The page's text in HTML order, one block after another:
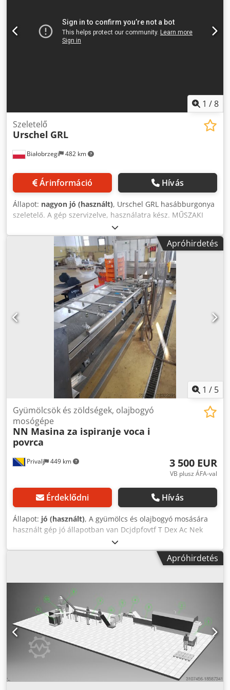
1 /8
Białobrzegi 482 km
Szeletelő
Urschel GRL
Árinformáció Hívás
Állapot: nagyon jó (használt), Urschel GRL hasábburgonya
szeletelő. A gép szervizelve, használatra kész. MŰSZAKI
ADATOK Hossz:. . . . . . . . . . . . . . . . . . . . . . . . . . 59,25" (1505
mm) Szélesség: . . . . . . . . . . . . . . . . . . . . . . . . 63,38 hüvelyk
(1610 mm) Magasság:. . . . . . . . . . . . . . . . . . . . . . . . 53,24"
(1352 mm) Nettó tömeg: . . . . . . . . . . . . . . . . . . . . . . .411kg
Motor: . . . . . . . . . . . . . . . . . . . . . . . . . . . . . 2 LE (1,5 kW) Az
Urschel GRL-t kifejezetten egyenes és ráncra vágott
krumpli vágására tervezték. A krumpli széle minimálisra
csökken, és lényegesen kevesebb hulladékkal hosszabb
darabok készülnek. A gép folyamatos működést biztosít a
megszakítás nélküli termelés érdekében, és egyszerűsített
kialakítása az egyszerű tisztítás és karbantartás érdekében.
A termék maximális adagolása 9" (229 mm) hosszú. Dodpov
Srfqsfx Ac Njck
Apróhirdetés
1 / 5
Privalj 449 km
Gyümölcsök és zöldségek, olajbogyó
mosógépe
NN Masina za ispiranje voca i
povrca
3 500 EUR
VB plusz ÁFA-val
Érdeklődni Hívás
Állapot: jó (használt), A gyümölcs és olajbogyó mosására
használt gép jó állapotban van Dcjdpfovtf T Dex Ac Nek
Apróhirdetés